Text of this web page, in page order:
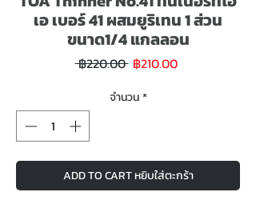
เอ เบอร์ 41 ผสมยูริเทน 1 ส่วน
ขนาด1/4 แกลลอน
฿220.00 ราคา
฿210.00ราคา
จำนวน *
ADD TO CART หยิบใส่ตะกร้า